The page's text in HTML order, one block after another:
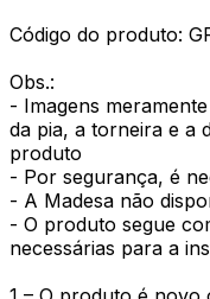
Código do produto:
Obs.:
- Imagens
da pia, a torneira e a
produto
- Por segurança, é
- A Madesa não
- O produto segue
necessárias para a